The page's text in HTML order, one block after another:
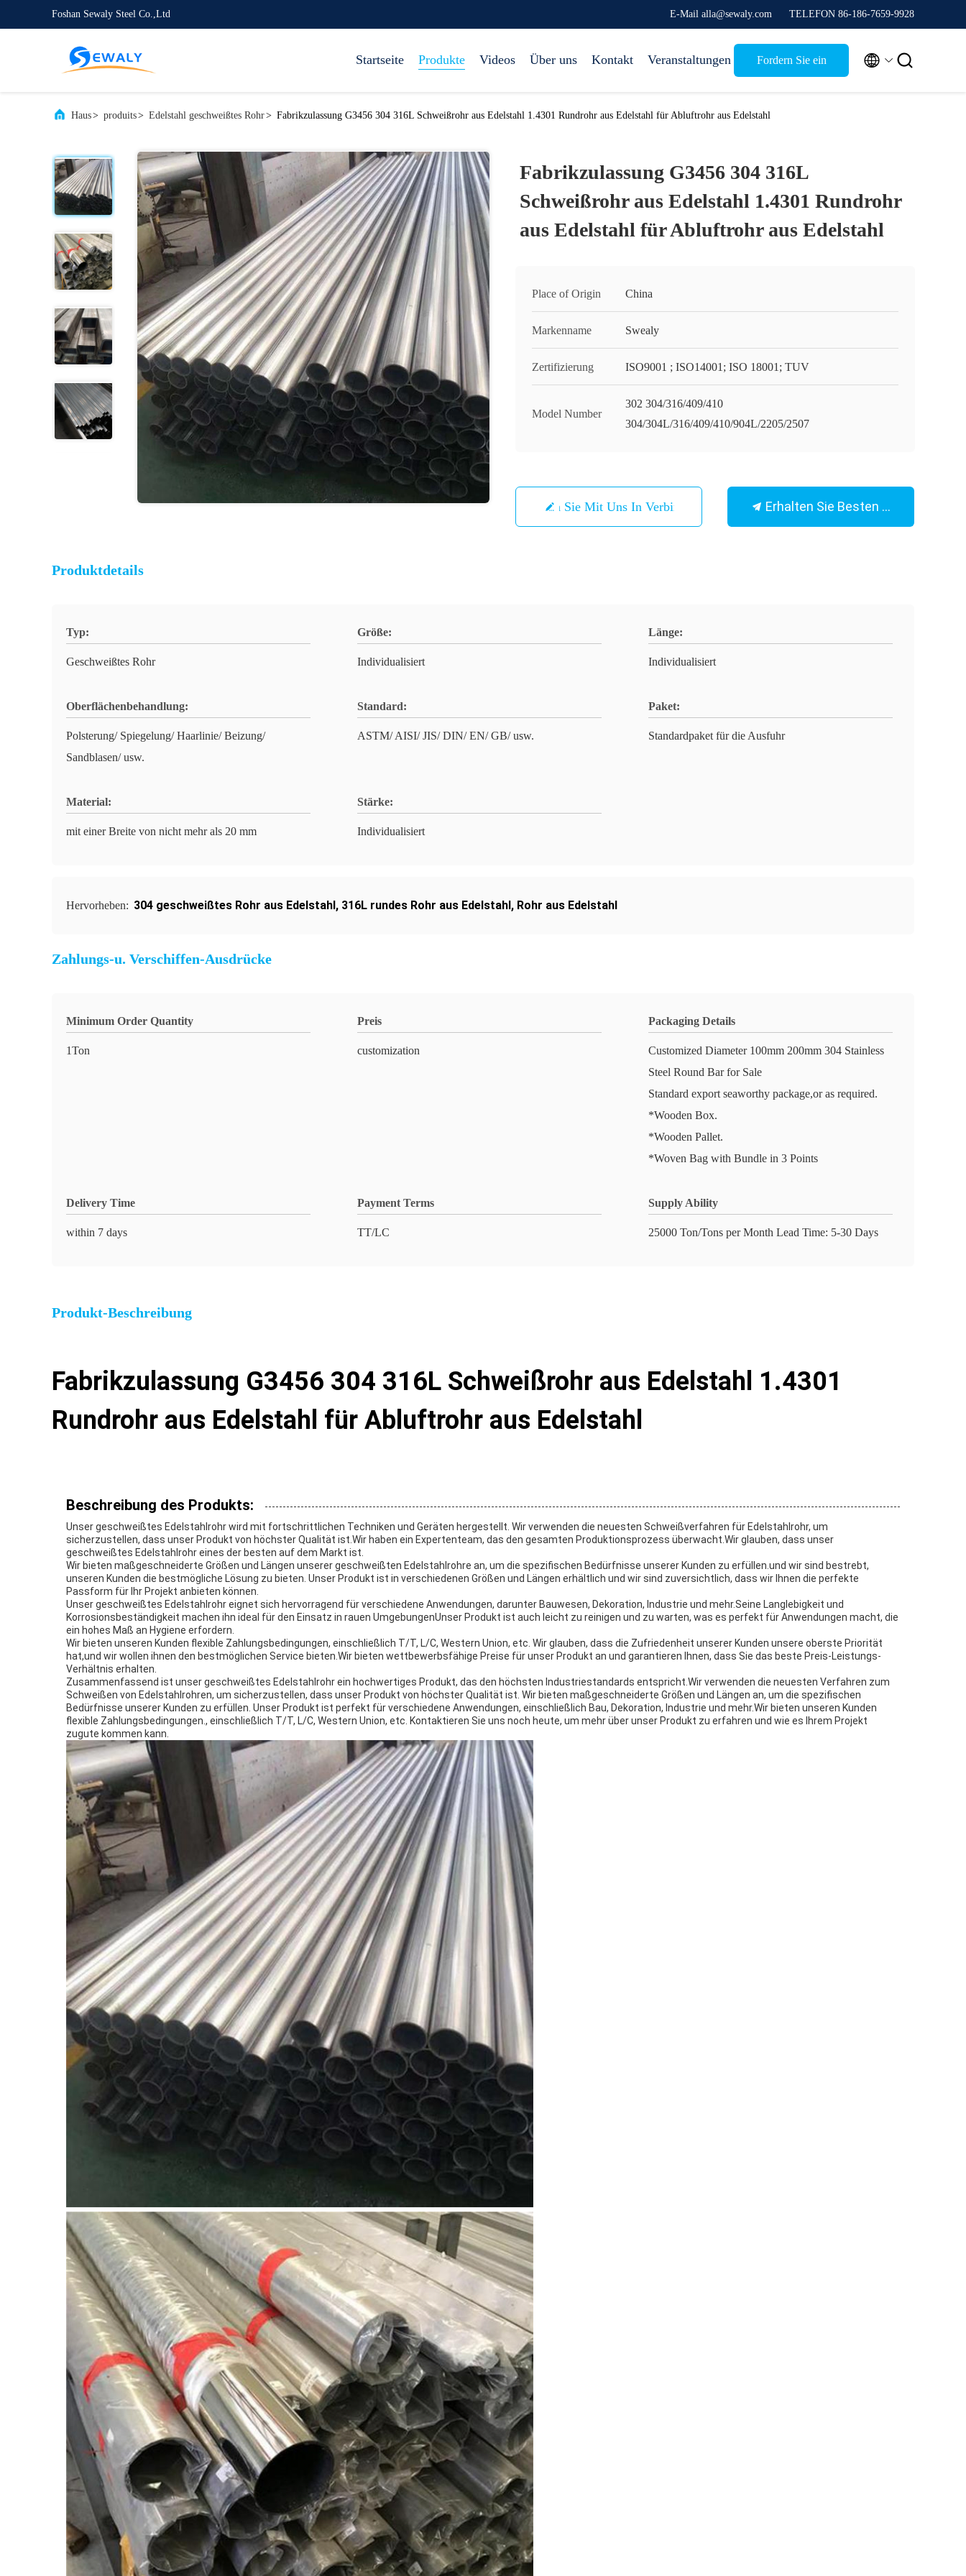
Foshan Sewaly Steel Co.,Ltd E-Mail alla@sewaly.com TELEFON 86-186-7659-9928
Startseite Produkte Videos Über uns Kontakt Veranstaltungen Fordern Sie ein  
Haus> produits> Edelstahl geschweißtes Rohr> Fabrikzulassung G3456 304 316L Schweißrohr aus Edelstahl 1.4301 Rundrohr aus Edelstahl für Abluftrohr aus Edelstahl
Fabrikzulassung G3456 304 316L
Schweißrohr aus Edelstahl 1.4301 Rundrohr
aus Edelstahl für Abluftrohr aus Edelstahl
Place of Origin China
Markenname Swealy
Zertifizierung ISO9001 ; ISO14001; ISO 18001; TUV
Model Number
302 304/316/409/410
304/304L/316/409/410/904L/2205/2507
Treten Sie Mit Uns In Verbindung Erhalten Sie Besten Preis
Produktdetails
Typ:
Geschweißtes Rohr
Größe:
Individualisiert
Länge:
Individualisiert
Oberflächenbehandlung:
Polsterung/ Spiegelung/ Haarlinie/ Beizung/
Sandblasen/ usw.
Standard:
ASTM/ AISI/ JIS/ DIN/ EN/ GB/ usw.
Paket:
Standardpaket für die Ausfuhr
Material:
mit einer Breite von nicht mehr als 20 mm
Stärke:
Individualisiert
Hervorheben: 304 geschweißtes Rohr aus Edelstahl, 316L rundes Rohr aus Edelstahl, Rohr aus Edelstahl
Zahlungs-u. Verschiffen-Ausdrücke
Minimum Order Quantity
1Ton
Preis
customization
Packaging Details
Customized Diameter 100mm 200mm 304 Stainless
Steel Round Bar for Sale
Standard export seaworthy package,or as required.
*Wooden Box.
*Wooden Pallet.
*Woven Bag with Bundle in 3 Points
Delivery Time
within 7 days
Payment Terms
TT/LC
Supply Ability
25000 Ton/Tons per Month Lead Time: 5-30 Days
Produkt-Beschreibung
Fabrikzulassung G3456 304 316L Schweißrohr aus Edelstahl 1.4301
Rundrohr aus Edelstahl für Abluftrohr aus Edelstahl
Beschreibung des Produkts:
Unser geschweißtes Edelstahlrohr wird mit fortschrittlichen Techniken und Geräten hergestellt. Wir verwenden die neuesten Schweißverfahren für Edelstahlrohr, um
sicherzustellen, dass unser Produkt von höchster Qualität ist.Wir haben ein Expertenteam, das den gesamten Produktionsprozess überwacht.Wir glauben, dass unser
geschweißtes Edelstahlrohr eines der besten auf dem Markt ist.
Wir bieten maßgeschneiderte Größen und Längen unserer geschweißten Edelstahlrohre an, um die spezifischen Bedürfnisse unserer Kunden zu erfüllen.und wir sind bestrebt,
unseren Kunden die bestmögliche Lösung zu bieten. Unser Produkt ist in verschiedenen Größen und Längen erhältlich und wir sind zuversichtlich, dass wir Ihnen die perfekte
Passform für Ihr Projekt anbieten können.
Unser geschweißtes Edelstahlrohr eignet sich hervorragend für verschiedene Anwendungen, darunter Bauwesen, Dekoration, Industrie und mehr.Seine Langlebigkeit und
Korrosionsbeständigkeit machen ihn ideal für den Einsatz in rauen UmgebungenUnser Produkt ist auch leicht zu reinigen und zu warten, was es perfekt für Anwendungen macht, die
ein hohes Maß an Hygiene erfordern.
Wir bieten unseren Kunden flexible Zahlungsbedingungen, einschließlich T/T, L/C, Western Union, etc. Wir glauben, dass die Zufriedenheit unserer Kunden unsere oberste Priorität
hat,und wir wollen ihnen den bestmöglichen Service bieten.Wir bieten wettbewerbsfähige Preise für unser Produkt an und garantieren Ihnen, dass Sie das beste Preis-Leistungs-
Verhältnis erhalten.
Zusammenfassend ist unser geschweißtes Edelstahlrohr ein hochwertiges Produkt, das den höchsten Industriestandards entspricht.Wir verwenden die neuesten Verfahren zum
Schweißen von Edelstahlrohren, um sicherzustellen, dass unser Produkt von höchster Qualität ist. Wir bieten maßgeschneiderte Größen und Längen an, um die spezifischen
Bedürfnisse unserer Kunden zu erfüllen. Unser Produkt ist perfekt für verschiedene Anwendungen, einschließlich Bau, Dekoration, Industrie und mehr.Wir bieten unseren Kunden
flexible Zahlungsbedingungen., einschließlich T/T, L/C, Western Union, etc. Kontaktieren Sie uns noch heute, um mehr über unser Produkt zu erfahren und wie es Ihrem Projekt
zugute kommen kann.